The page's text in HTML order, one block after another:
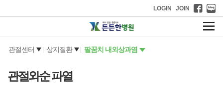
LOGIN JOIN
관절센터 | 상지질환 | 팔꿈치 내외상과염
관절와순 파열